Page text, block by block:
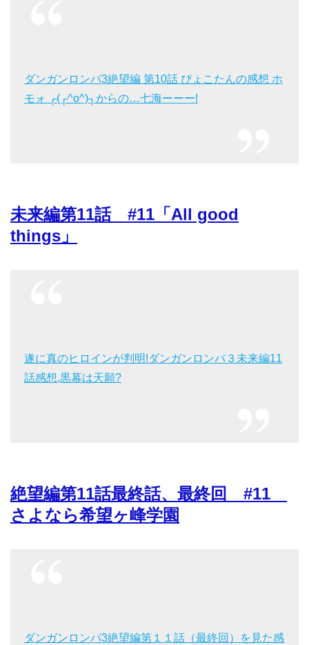
ダンガンロンパ3絶望編 第10話 ぴょこたんの感想 ホ
モォ ┌(┌^o^)┐からの…七海ーーー!
未来編第11話 #11「All good
things」
遂に真のヒロインが判明!ダンガンロンパ３未来編11
話感想,黒幕は天願?
絶望編第11話最終話、最終回 #11
さよなら希望ヶ峰学園
ダンガンロンパ3絶望編第１１話（最終回）を見た感